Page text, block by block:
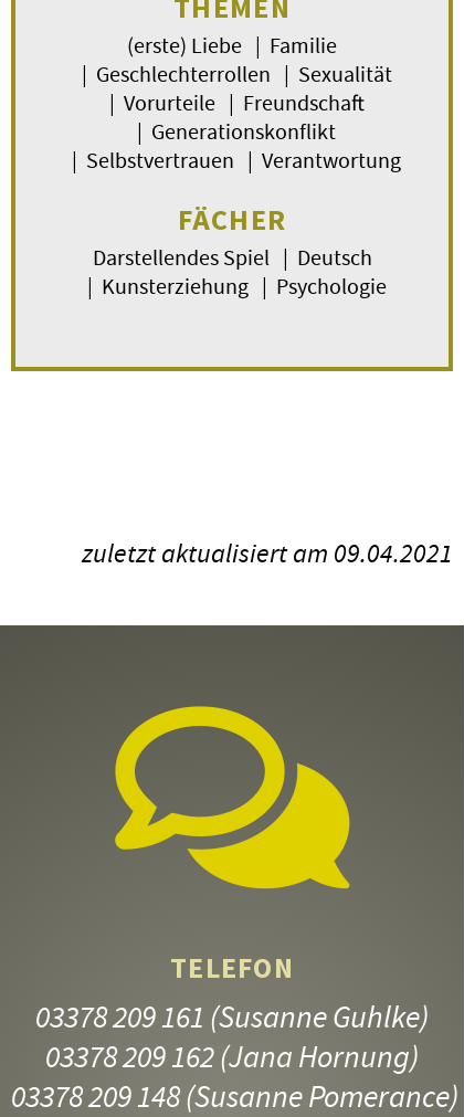
(erste) Liebe | Familie
| Geschlechterrollen | Sexualität
| Vorurteile | Freundschaft
| Generationskonflikt
| Selbstvertrauen | Verantwortung
FÄCHER
Darstellendes Spiel | Deutsch
| Kunsterziehung | Psychologie
zuletzt aktualisiert am 09.04.2021
TELEFON
03378 209 161 (Susanne Guhlke)
03378 209 162(Jana Hornung)
03378 209 148(Susanne Pomerance)